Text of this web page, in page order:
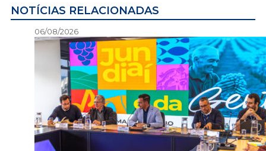
NOTÍCIAS RELACIONADAS
06/08/2026